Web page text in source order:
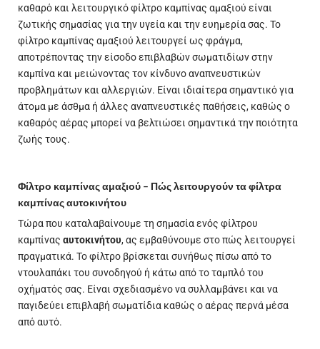
καθαρό και λειτουργικό φίλτρο καμπίνας αμαξιού είναι
ζωτικής σημασίας για την υγεία και την ευημερία σας. Το
φίλτρο καμπίνας αμαξιού λειτουργεί ως φράγμα,
αποτρέποντας την είσοδο επιβλαβών σωματιδίων στην
καμπίνα και μειώνοντας τον κίνδυνο αναπνευστικών
προβλημάτων και αλλεργιών. Είναι ιδιαίτερα σημαντικό για
άτομα με άσθμα ή άλλες αναπνευστικές παθήσεις, καθώς ο
καθαρός αέρας μπορεί να βελτιώσει σημαντικά την ποιότητα
ζωής τους.
Φίλτρο καμπίνας αμαξιού – Πώς λειτουργούν τα φίλτρα
καμπίνας αυτοκινήτου
Τώρα που καταλαβαίνουμε τη σημασία ενός φίλτρου
καμπίνας αυτοκινήτου, ας εμβαθύνουμε στο πώς λειτουργεί
πραγματικά. Το φίλτρο βρίσκεται συνήθως πίσω από το
ντουλαπάκι του συνοδηγού ή κάτω από το ταμπλό του
οχήματός σας. Είναι σχεδιασμένονα συλλαμβάνει και να
παγιδεύει επιβλαβή σωματίδια καθώς ο αέρας περνά μέσα
από αυτό.